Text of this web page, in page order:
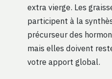
extra vierge. Les
participent à la
précurseur des
mais elles doivent
votre apport global.